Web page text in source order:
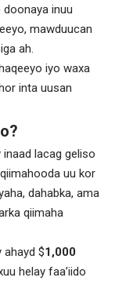
inuu
mawduucan
ah.
iyo waxa
inta uusan
lacag geliso
uu kor
dahabka, ama
qiimaha
ahayd $1,000
helay faa’iido